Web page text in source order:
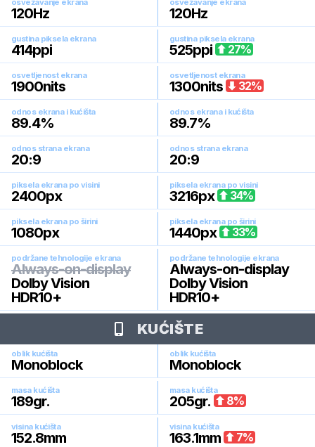
osvežavanje ekrana
120Hz
osvežavanje ekrana
120Hz
gustina piksela ekrana
414ppi
gustina piksela ekrana
525ppi 27%
osvetljenost ekrana
1900nits
osvetljenost ekrana
1300nits 32%
odnos ekrana i kućišta
89.4%
odnos ekrana i kućišta
89.7%
odnos strana ekrana
20:9
odnos strana ekrana
20:9
piksela ekrana po visini
2400px
piksela ekrana po visini
3216px 34%
piksela ekrana po širini
1080px
piksela ekrana po širini
1440px 33%
podržane tehnologije ekrana
Always-on-display
Dolby Vision
HDR10+
podržane tehnologije ekrana
Always-on-display
Dolby Vision
HDR10+
KUĆIŠTE
oblik kućišta
Monoblock
oblik kućišta
Monoblock
masa kućišta
189gr.
masa kućišta
205gr. 8%
visina kućišta
152.8mm
visina kućišta
163.1mm 7%